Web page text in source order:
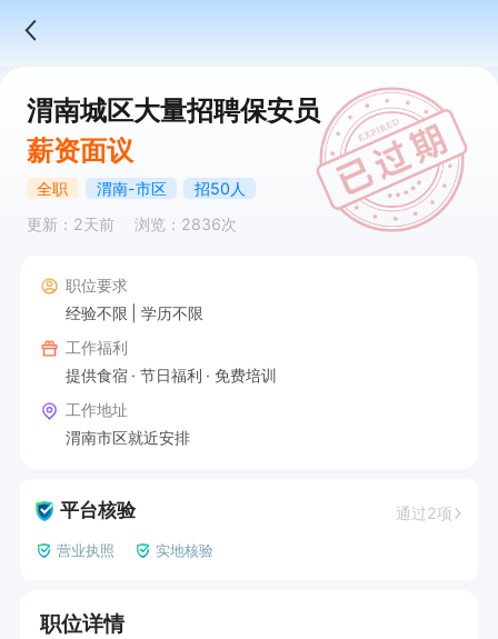
渭南城区大量招聘保安员
薪资面议
全职 渭南-市区
招50人
更新：2天前
浏览：2836次
职位要求
经验不限
学历不限
工作福利
提供食宿
节日福利
免费培训
工作地址
渭南市区就近安排
平台核验 通过2项
营业执照 实地核验
职位详情